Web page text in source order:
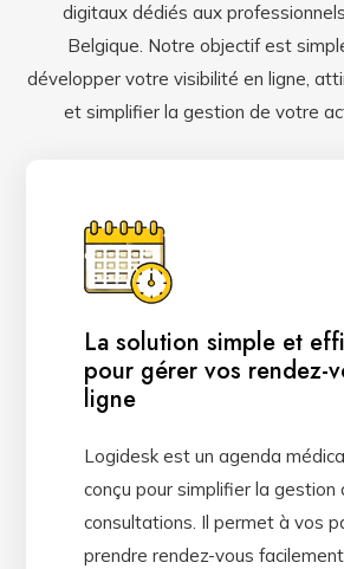
digitaux dédiés aux
Belgique. Notre objectif est
développer votre visibilité en ligne,
et simplifier la gestion de votre
La solution simple et
pour gérer vos rendez-
ligne
Logidesk est un agenda
conçu pour simplifier la gestion
consultations. Il permet à vos
prendre rendez-vous